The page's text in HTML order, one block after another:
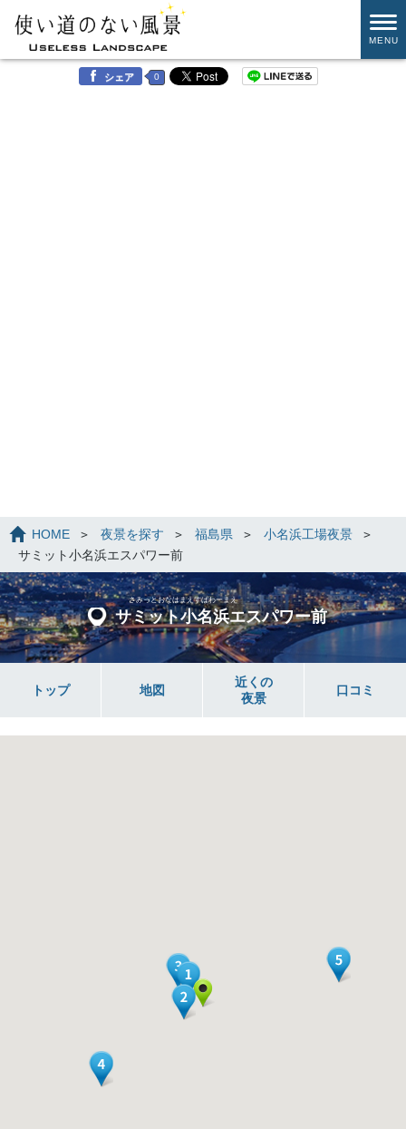
MENU
シェア 0
HOME 夜景を探す 福島県
小名浜工場夜景
サミット小名浜エスパワー前
サミット小名浜エスパワー前
さみっとおなはまえすぱわーまえ
トップ 地図
近くの
夜景
口コミ